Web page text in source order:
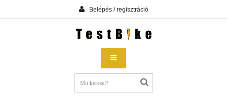
Belépés / regisztráció